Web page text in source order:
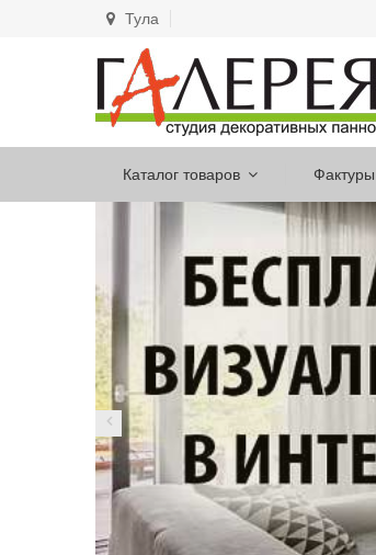
Тула
Каталог товаров Фактуры
НАПИСАТЬ ДИЗАЙНЕРУ